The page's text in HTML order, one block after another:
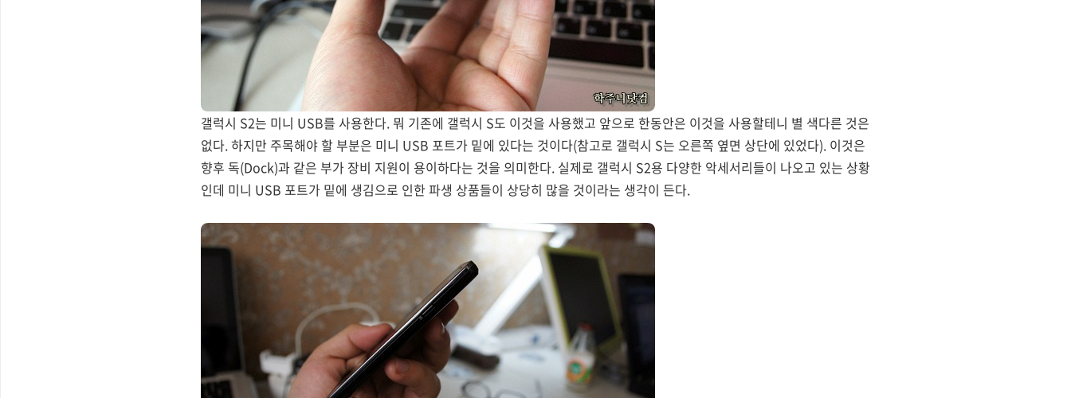
갤럭시 S2는 미니 USB를 사용한다. 뭐 기존에 갤럭시 S도 이것을 사용했고 앞으로 한동안은 이것을 사용할테니 별 색다른 것은
없다. 하지만 주목해야 할 부분은 미니 USB 포트가 밑에 있다는 것이다(참고로 갤럭시 S는 오른쪽 옆면 상단에 있었다). 이것은
향후 독(Dock)과 같은 부가 장비 지원이 용이하다는 것을 의미한다. 실제로 갤럭시 S2용 다양한 악세서리들이 나오고 있는 상황
인데 미니 USB 포트가 밑에 생김으로 인한 파생 상품들이 상당히 많을 것이라는 생각이 든다.